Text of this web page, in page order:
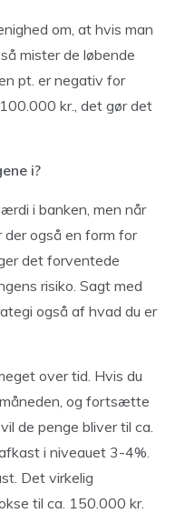
om, at hvis man
mister de løbende
pt. er negativ for
kr., det gør det
i?
i banken, men når
også en form for
det forventede
risiko. Sagt med
også af hvad du er
over tid. Hvis du
og fortsætte
de penge bliver til ca.
i niveauet 3-4%.
Det virkelig
til ca. 150.000 kr.